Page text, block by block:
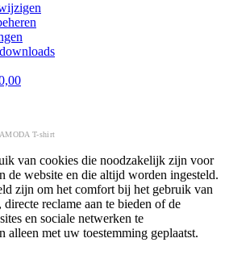
T-shirt
van cookies die noodzakelijk zijn voor
de website en die altijd worden ingesteld.
zijn om het comfort bij het gebruik van
reclame aan te bieden of de
en sociale netwerken te
alleen met uw toestemming geplaatst.